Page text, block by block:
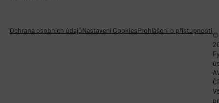
©
Ochrana osobních údajůNastavení CookiesProhlášení o přístupnosti